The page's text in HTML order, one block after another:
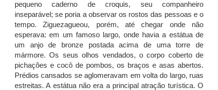
pequeno caderno de croquis, seu companheiro
inseparável; se poria a observar os rostos das pessoas e o
tempo. Ziguezagueou, porém, até chegar onde não
esperava: em um famoso largo, onde havia a estátua de
um anjo de bronze postada acima de uma torre de
mármore. Os seus olhos vendados, o corpo coberto de
pichações e cocô de pombos, os braços e asas abertos.
Prédios cansados se aglomeravam em volta do largo, ruas
estreitas. A estátua não era a principal atração turística. O